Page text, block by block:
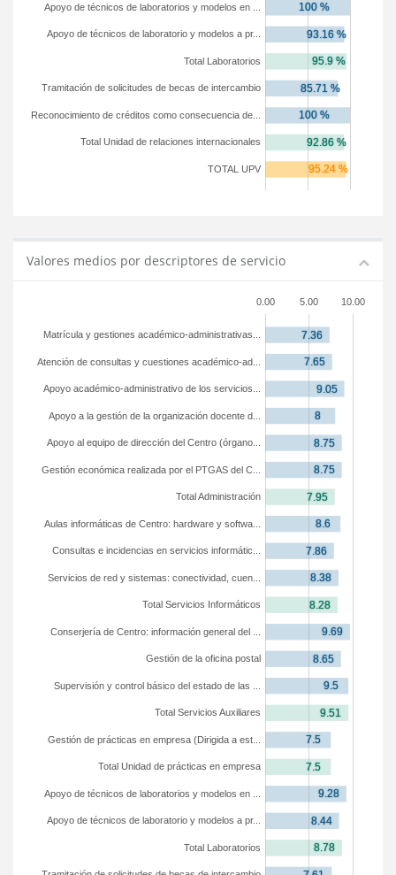
TOTAL UPV
Total Unidad de relaciones internacionales
Reconocimiento de créditos como consecuencia de...
Tramitación de solicitudes de becas de intercambio
Total Laboratorios
Apoyo de técnicos de laboratorio y modelos a pr...
Apoyo de técnicos de laboratorios y modelos en ...
Valores medios por descriptores de servicio
0.00 5.00 10.00
Total Laboratorios
Apoyo de técnicos de laboratorio y modelos a pr...
Apoyo de técnicos de laboratorios y modelos en ...
Total Unidad de prácticas en empresa
Gestión de prácticas en empresa (Dirigida a est...
Total Servicios Auxiliares
Supervisión y control básico del estado de las ...
Gestión de la oficina postal
Conserjería de Centro: información general del ...
Total Servicios Informáticos
Servicios de red y sistemas: conectividad, cuen...
Consultas e incidencias en servicios informátic...
Aulas informáticas de Centro: hardware y softwa...
Total Administración
Gestión económica realizada por el PTGAS del C...
Apoyo al equipo de dirección del Centro (órgano...
Apoyo a la gestión de la organización docente d...
Apoyo académico-administrativo de los servicios...
Atención de consultas y cuestiones académico-ad...
Matrícula y gestiones académico-administrativas...